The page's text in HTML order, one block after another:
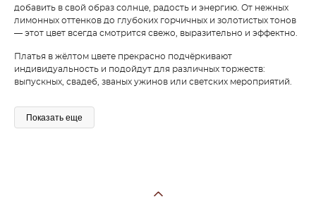
добавить в свой образ солнце, радость и энергию. От нежных
лимонных оттенков до глубоких горчичных и золотистых тонов
— этот цвет всегда смотрится свежо, выразительно и эффектно.
Платья в жёлтом цвете прекрасно подчёркивают
индивидуальность и подойдут для различных торжеств:
выпускных, свадеб, званых ужинов или светских мероприятий.
Показать еще